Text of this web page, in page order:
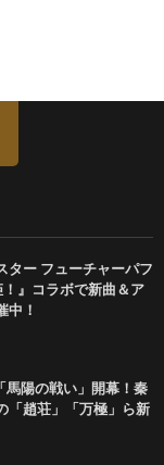
ター フューチャーパフ
』コラボで新曲＆ア
中！
馬陽の戦い」開幕！秦
「趙荘」「万極」ら新